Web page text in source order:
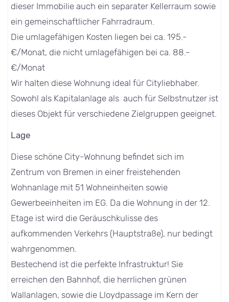
dieser Immobilie auch ein separater Kellerraum sowie
ein gemeinschaftlicher Fahrradraum.
Die umlagefähigen Kosten liegen bei ca. 195.-
€/Monat, die nicht umlagefähigen bei ca. 88.-
€/Monat
Wir halten diese Wohnung ideal für Cityliebhaber.
Sowohl als Kapitalanlage als auch für Selbstnutzer ist
dieses Objekt für verschiedene Zielgruppen geeignet.
Lage
Diese schöne City-Wohnung befindet sich im
Zentrum von Bremen in einer freistehenden
Wohnanlage mit 51 Wohneinheiten sowie
Gewerbeeinheiten im EG. Da die Wohnung in der 12.
Etage ist wird die Geräuschkulisse des
aufkommenden Verkehrs (Hauptstraße), nur bedingt
wahrgenommen.
Bestechend ist die perfekte Infrastruktur! Sie
erreichen den Bahnhof, die herrlichen grünen
Wallanlagen, sowie die Lloydpassage im Kern der